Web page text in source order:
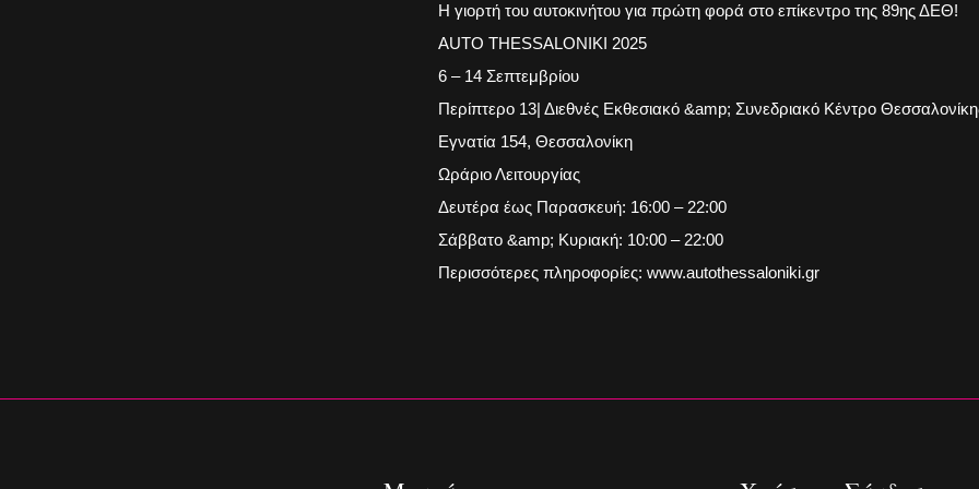
Η γιορτή του αυτοκινήτου για πρώτη φορά στο επίκεντρο της 89ης ΔΕΘ!
AUTO THESSALONIKI 2025
6 – 14 Σεπτεμβρίου
Περίπτερο 13| Διεθνές Εκθεσιακό &amp; Συνεδριακό Κέντρο
Εγνατία 154, Θεσσαλονίκη
Ωράριο Λειτουργίας
Δευτέρα έως Παρασκευή: 16:00 – 22:00
Σάββατο &amp; Κυριακή: 10:00 – 22:00
Περισσότερες πληροφορίες: www.autothessaloniki.gr